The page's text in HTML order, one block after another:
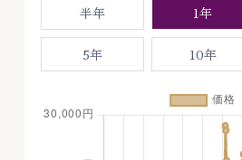
半年 1年
5年 10年